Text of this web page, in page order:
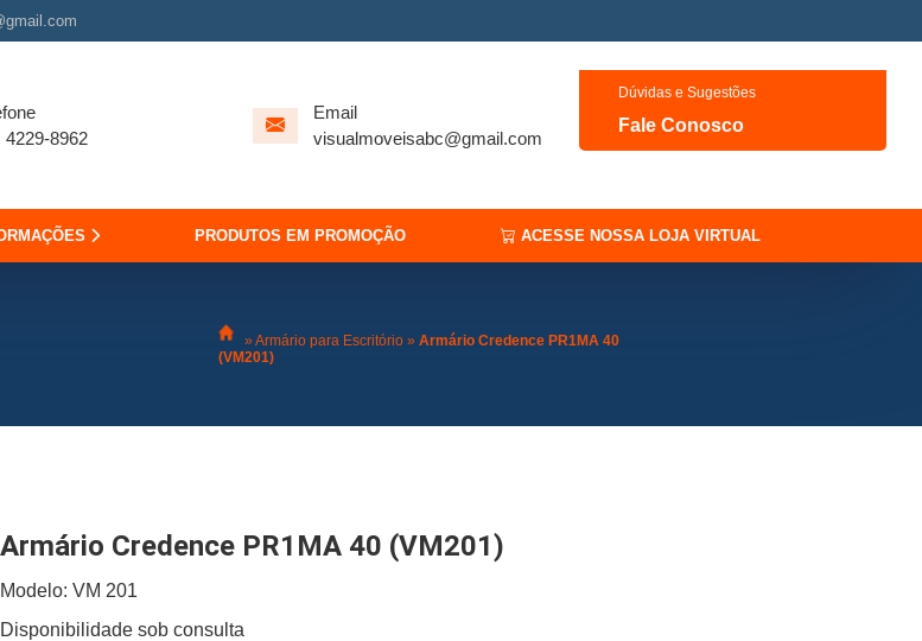
4229-8962
Email
visualmoveisabc@gmail.com
Dúvidas e Sugestões
Fale Conosco
PRODUTOS EM PROMOÇÃO ACESSE NOSSA LOJA VIRTUAL
»Armário para Escritório » Armário Credence PR1MA 40
(VM201)
Armário Credence PR1MA 40 (VM201)
Modelo: VM 201
Disponibilidade sob consulta